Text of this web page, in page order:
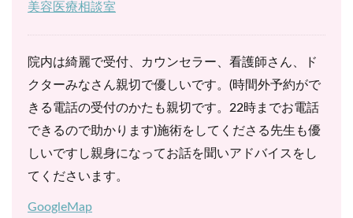
美容医療相談室
院内は綺麗で受付、カウンセラー、看護師さん、ド
クターみなさん親切で優しいです。(時間外予約がで
きる電話の受付のかたも親切です。22時までお電話
できるので助かります)施術をしてくださる先生も優
しいですし親身になってお話を聞いアドバイスをし
てくださいます。
GoogleMap